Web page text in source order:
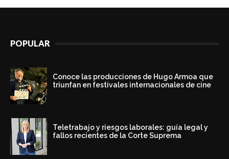
POPULAR
Conoce las producciones de Hugo Armoa que
triunfan en festivales internacionales de cine
Teletrabajo y riesgos laborales: guía legal y
fallos recientes de la Corte Suprema